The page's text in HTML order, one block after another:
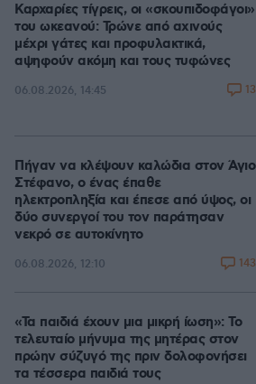
Καρχαρίες τίγρεις, οι «σκουπιδοφάγοι»
του ωκεανού: Τρώνε από αχινούς
μέχρι γάτες και προφυλακτικά,
αψηφούν ακόμη και τους τυφώνες
06.08.2026, 14:45 13
Πήγαν να κλέψουν καλώδια στον Άγιο
Στέφανο, ο ένας έπαθε
ηλεκτροπληξία και έπεσε από ύψος, οι
δύο συνεργοί του τον παράτησαν
νεκρό σε αυτοκίνητο
06.08.2026, 12:10 143
«Τα παιδιά έχουν μια μικρή ίωση»: Το
τελευταίο μήνυμα της μητέρας στον
πρώην σύζυγό της πριν δολοφονήσει
τα τέσσερα παιδιά τους